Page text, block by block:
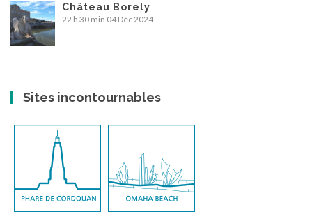
Château Borely
22 h 30 min 04 Déc 2024
Sites incontournables